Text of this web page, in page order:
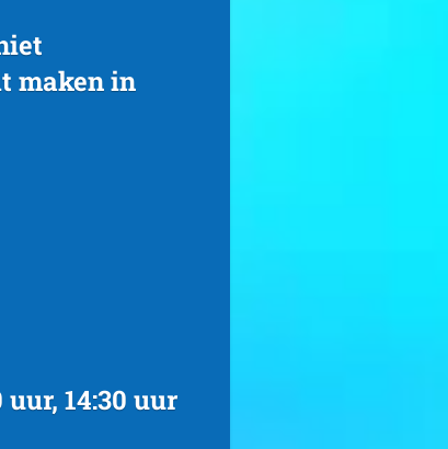
maken in
14:30 uur